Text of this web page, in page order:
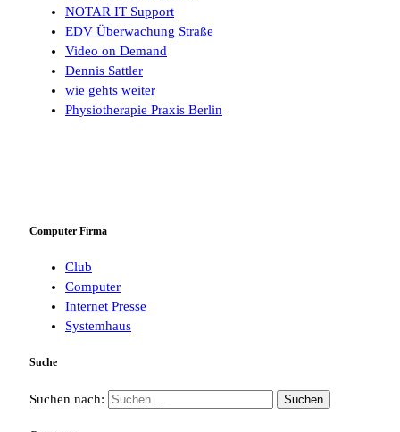
NOTAR IT Support
EDV Überwachung Straße
Video on Demand
Dennis Sattler
wie gehts weiter
Physiotherapie Praxis Berlin
Computer Firma
Club
Computer
Internet Presse
Systemhaus
Suche
Suchen nach: